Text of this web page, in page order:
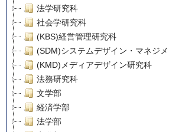
法学研究科
社会学研究科
(KBS)経営管理研究科
(SDM)システムデザイン・マネジ
(KMD)メディアデザイン研究科
法務研究科
文学部
経済学部
法学部